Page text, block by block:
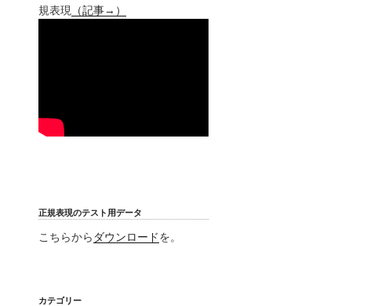
規表現
（記事→）
正規表現のテスト用データ
こちらから ダウンロードを。
カテゴリー